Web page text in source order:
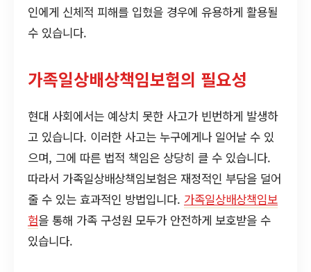
인에게 신체적 피해를 입혔을 경우에 유용하게 활용될
수 있습니다.
가족일상배상책임보험의 필요성
현대 사회에서는 예상치 못한 사고가 빈번하게 발생하
고 있습니다. 이러한 사고는 누구에게나 일어날 수 있
으며, 그에 따른 법적 책임은 상당히 클 수 있습니다.
따라서 가족일상배상책임보험은 재정적인 부담을 덜어
줄 수 있는 효과적인 방법입니다. 가족일상배상책임보
험을 통해 가족 구성원 모두가 안전하게 보호받을 수
있습니다.